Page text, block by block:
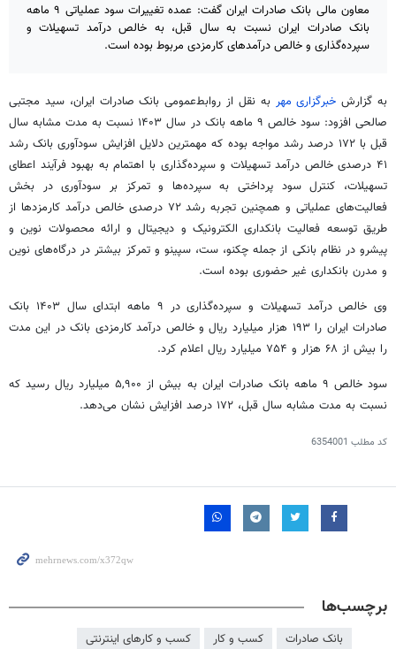
​معاون مالی بانک صادرات ایران گفت: عمده تغییرات سود عملیاتی ۹ ماهه
بانک صادرات ایران نسبت به سال قبل، به خالص درآمد تسهیلات و
سپرده‌گذاری و خالص درآمدهای کارمزدی مربوط بوده است.
به گزارش خبرگزاری مهر به نقل از روابط‌عمومی بانک صادرات ایران، سید مجتبی
صالحی افزود: سود خالص ۹ ماهه بانک در سال ۱۴۰۳ نسبت به مدت مشابه سال
قبل با ۱۷۲ درصد رشد مواجه بوده که مهمترین دلایل افزایش سودآوری بانک رشد
۴۱ درصدی خالص درآمد تسهیلات و سپرده‌گذاری با اهتمام به بهبود فرآیند اعطای
تسهیلات، کنترل سود پرداختی به سپرده‌ها و تمرکز بر سودآوری در بخش
فعالیت‌های عملیاتی و همچنین تجربه رشد ۷۲ درصدی خالص درآمد کارمزدها از
طریق توسعه فعالیت بانکداری الکترونیک و دیجیتال و ارائه محصولات نوین و
پیشرو در نظام بانکی از جمله چکنو، ست،سپینو و تمرکز بیشتر در درگاه‌های نوین
و مدرن بانکداری غیر حضوری بوده است.
وی خالص درآمد تسهیلات و سپرده‌گذاری در ۹ ماهه ابتدای سال ۱۴۰۳ بانک
صادرات ایران را ۱۹۳ هزار میلیارد ریال و خالص درآمد کارمزدی بانک در این مدت
را بیش از ۶۸ هزار و ۷۵۴ میلیارد ریال اعلام کرد.
سود خالص ۹ ماهه بانک صادرات ایران به بیش از ۵,۹۰۰ میلیارد ریال رسید که
نسبت به مدت مشابه سال قبل، ۱۷۲ درصد افزایش نشان می‌دهد.
کد مطلب 6354001
برچسب‌ها
بانک صادرات کسب و کار کسب و کارهای اینترنتی